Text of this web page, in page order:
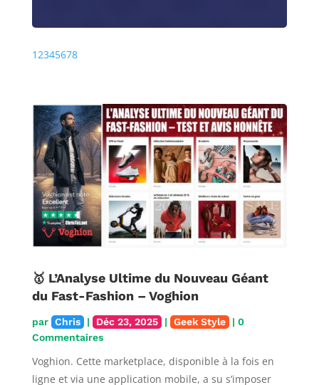
12345678
🥇 L’Analyse Ultime du Nouveau Géant
du Fast-Fashion – Voghion
par Chris | Déc 23, 2025 | Geek Style | 0
Commentaires
Voghion. Cette marketplace, disponible à la fois en
ligne et via une application mobile, a su s’imposer